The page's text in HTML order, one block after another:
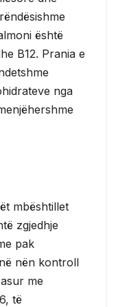
është
B12. Prania e
nga
mbështillet
zgjedhje
pak
nën kontroll
me
të